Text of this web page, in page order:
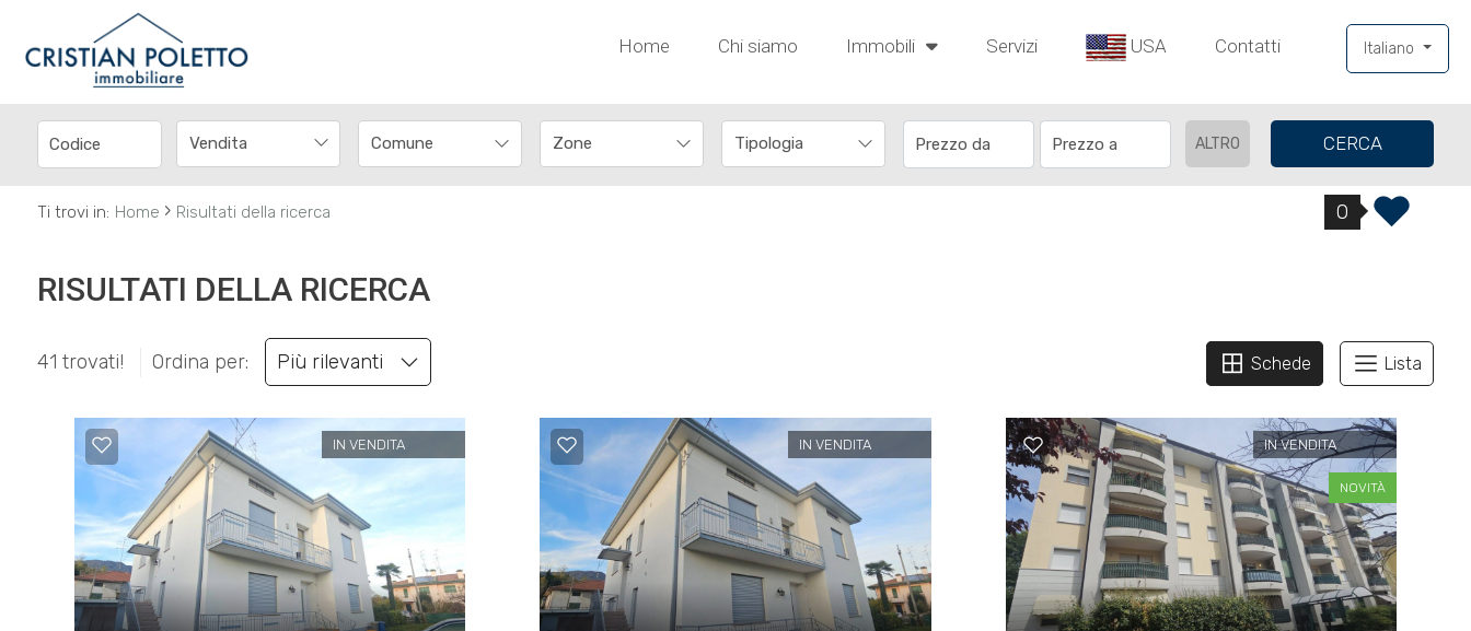
Italiano
Home Chi siamo Immobili Servizi USA Contatti
Vendita ALTRO CERCA
Ti trovi in: Home › Risultati della ricerca 0
RISULTATI DELLA RICERCA
41 trovati! Ordina per: Più rilevanti Schede Lista
IN VENDITA IN VENDITA IN VENDITA
NOVITÀ
IT
HOME
SIAMO
USA
CONTATTI
Codice
Contratto
Vendita
Affitto
Scegli
Provincia
Comune